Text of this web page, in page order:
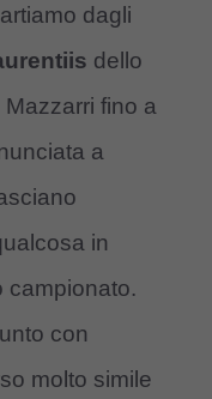
dagli
dello
fino a
a
in
campionato.
con
molto simile